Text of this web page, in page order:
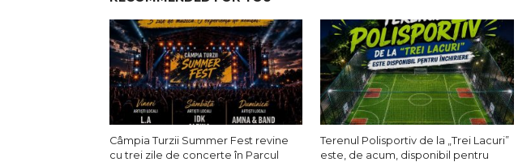
Câmpia Turzii Summer Fest revine
cu trei zile de concerte în Parcul
Terenul Polisportiv de la „Trei Lacuri”
este, de acum, disponibil pentru